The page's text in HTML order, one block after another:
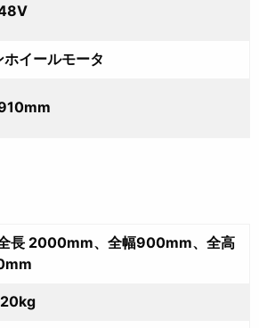
ホイールモータ
長 2000mm、全幅900mm、全高